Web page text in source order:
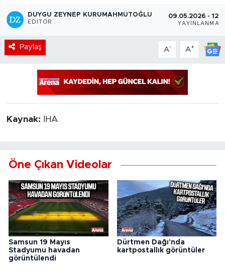
DUYGU ZEYNEP KURUMAHMUTOĞLU
EDITÖR
09.05.2026 -
YAYINLANMA
Paylaş A- A+
Kaynak: İHA
Öne Çıkan Videolar
Samsun 19 Mayıs
Stadyumu havadan
görüntülendi
Dürtmen Dağı'nda
kartpostallık görüntüler